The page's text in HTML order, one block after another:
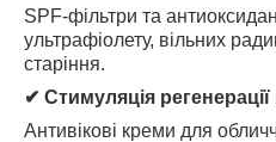
SPF-фільтри та
ультрафіолету, вільних
старіння.
✔ Стимуляція регенерації
Антивікові креми для